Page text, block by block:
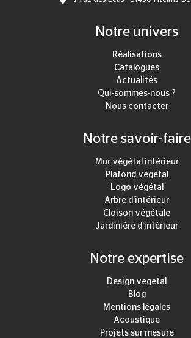
Notre univers
Réalisations
Catalogues
Actualités
Qui-sommes-nous ?
Nous contacter
Notre savoir-faire
Mur végétal intérieur
Plafond végétal
Logo végétal
Arbre d'intérieur
Cloison végétale
Jardinière d'intérieur
Notre expertise
Design vegetal
Blog
Mentions légales
Acoustique
Projets sur mesure